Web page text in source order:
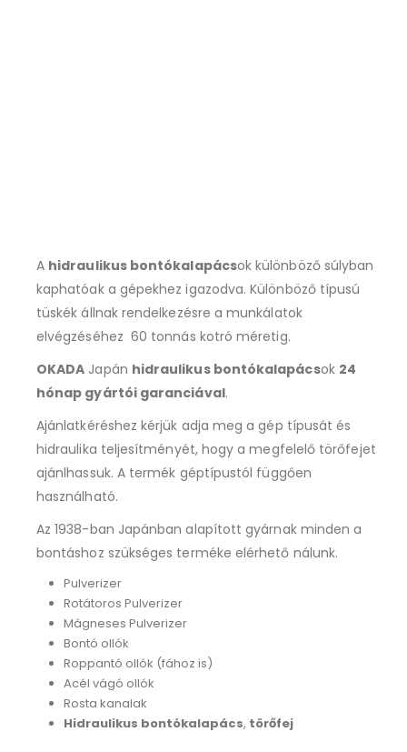
A hidraulikus bontókalapácsok különböző súlyban
kaphatóak a gépekhez igazodva. Különböző típusú
tüskék állnak rendelkezésre a munkálatok
elvégzéséhez 60 tonnás kotró méretig.
OKADA Japán hidraulikus bontókalapácsok 24
hónap gyártói garanciával.
Ajánlatkéréshez kérjük adja meg a gép típusát és
hidraulika teljesítményét, hogy a megfelelő törőfejet
ajánlhassuk. A termék géptípustól függően
használható.
Az 1938-ban Japánban alapított gyárnak minden a
bontáshoz szükséges terméke elérhető nálunk.
Pulverizer
Rotátoros Pulverizer
Mágneses Pulverizer
Bontó ollók
Roppantó ollók (fához is)
Acél vágó ollók
Rosta kanalak
Hidraulikus bontókalapács, törőfej